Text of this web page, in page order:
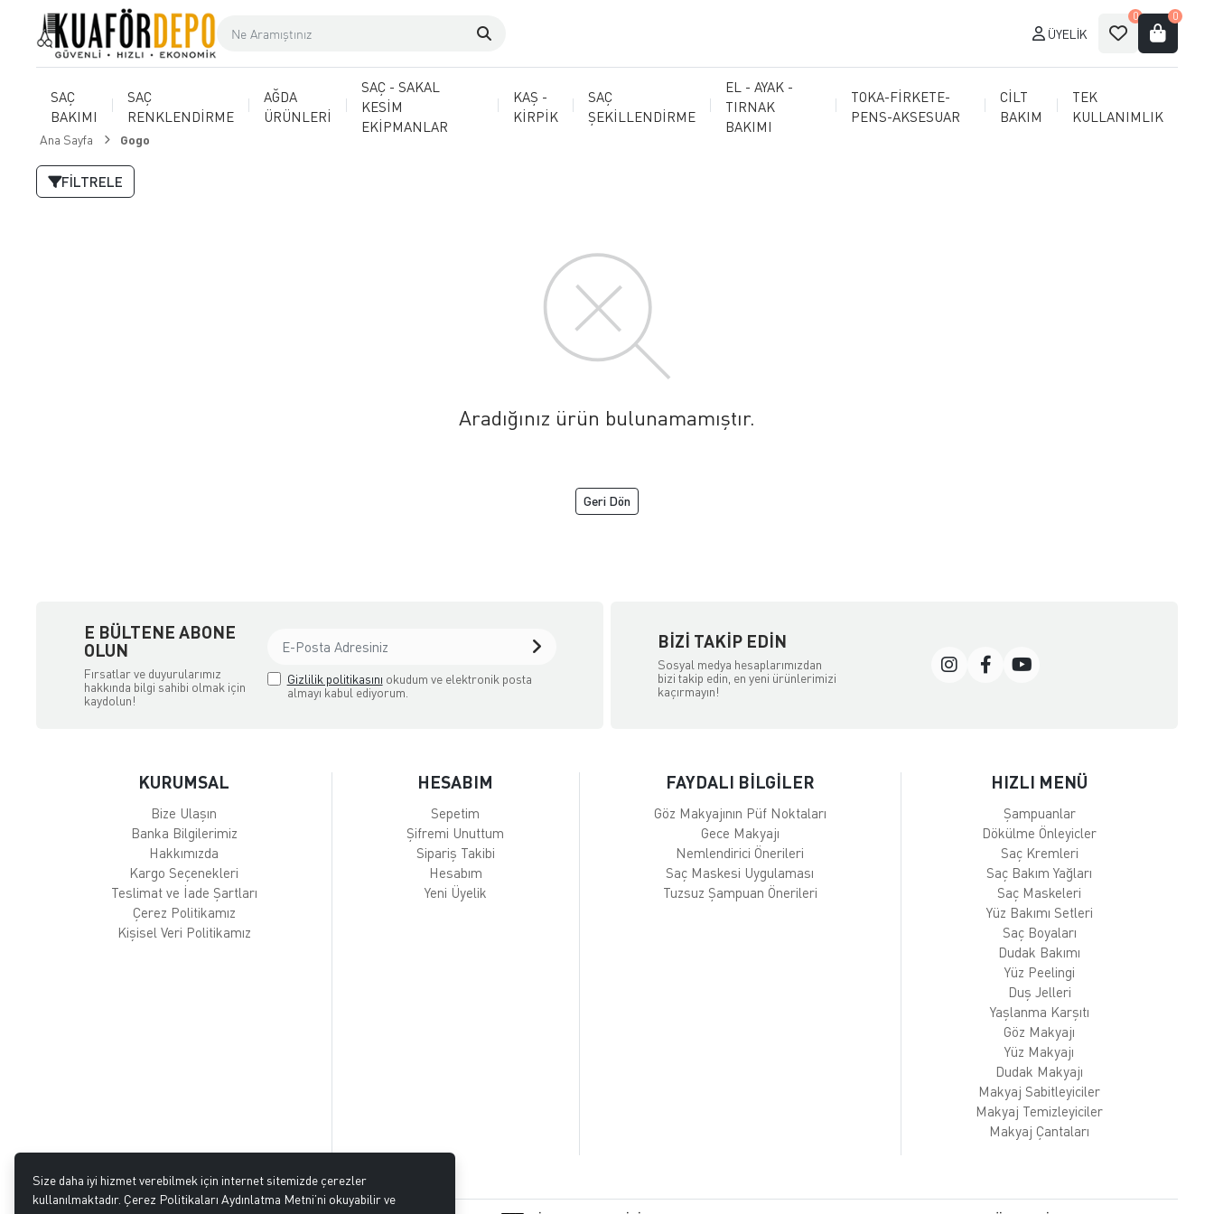
ÜYELIK
0 0
SAÇ
BAKIMI
SAÇ
RENKLENDİRME
AĞDA
ÜRÜNLERİ
SAÇ - SAKAL
KESİM
EKİPMANLAR
KAŞ -
KİRPİK
SAÇ
ŞEKİLLENDİRME
EL - AYAK -
TIRNAK
BAKIMI
TOKA-FİRKETE-
PENS-AKSESUAR
CİLT
BAKIM
TEK
KULLANIMLIK
Ana Sayfa Gogo
FILTRELE
Aradığınız ürün bulunamamıştır.
Geri Dön
E BÜLTENE ABONE
OLUN
Fırsatlar ve duyurularımız
hakkında bilgi sahibi olmak için
kaydolun!
Gizlilik politikasını okudum ve elektronik posta
almayı kabul ediyorum.
BIZI TAKIP EDIN
Sosyal medya hesaplarımızdan
bizi takip edin, en yeni ürünlerimizi
kaçırmayın!
KURUMSAL
Bize Ulaşın
Banka Bilgilerimiz
Hakkımızda
Kargo Seçenekleri
Teslimat ve İade Şartları
Çerez Politikamız
Kişisel Veri Politikamız
HESABIM
Sepetim
Şifremi Unuttum
Sipariş Takibi
Hesabım
Yeni Üyelik
FAYDALI BİLGİLER
Göz Makyajının Püf Noktaları
Gece Makyajı
Nemlendirici Önerileri
Saç Maskesi Uygulaması
Tuzsuz Şampuan Önerileri
HIZLI MENÜ
Şampuanlar
Dökülme Önleyicler
Saç Kremleri
Saç Bakım Yağları
Saç Maskeleri
Yüz Bakımı Setleri
Saç Boyaları
Dudak Bakımı
Yüz Peelingi
Duş Jelleri
Yaşlanma Karşıtı
Göz Makyajı
Yüz Makyajı
Dudak Makyajı
Makyaj Sabitleyiciler
Makyaj Temizleyiciler
Makyaj Çantaları
Size daha iyi hizmet verebilmek için internet sitemizde çerezler
kullanılmaktadır. Çerez Politikaları Aydınlatma Metni’ni okuyabilir ve